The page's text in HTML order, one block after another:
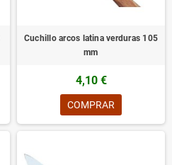
Cuchillo arcos latina verduras 105
mm
4,10 €
COMPRAR